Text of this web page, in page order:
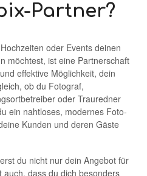
Partner?
oder Events deinen
möchtest, ist eine Partnerschaft
effektive Möglichkeit, dein
ob du Fotograf,
oder Trauredner
ein nahtloses, modernes Foto-
Kunden und deren Gäste
du nicht nur dein Angebot für
dass du dich besonders